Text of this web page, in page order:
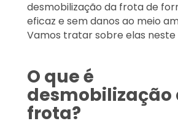
desmobilização da frota de
eficaz e sem danos ao meio
Vamos tratar sobre elas neste
O que é
desmobilização
frota?